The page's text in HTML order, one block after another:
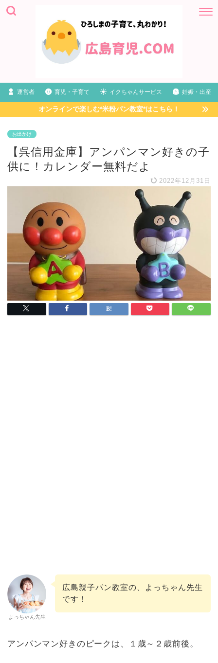
運営者 育児・子育て イクちゃんサービス 妊娠・出産
オンラインで楽しむ*米粉パン教室*はこちら！
お出かけ
【呉信用金庫】アンパンマン好きの子
供に！カレンダー無料だよ
2022年12月31日
よっちゃん先生
広島親子パン教室の、よっちゃん先生
です！
アンパンマン好きのピークは、１歳～２歳前後。